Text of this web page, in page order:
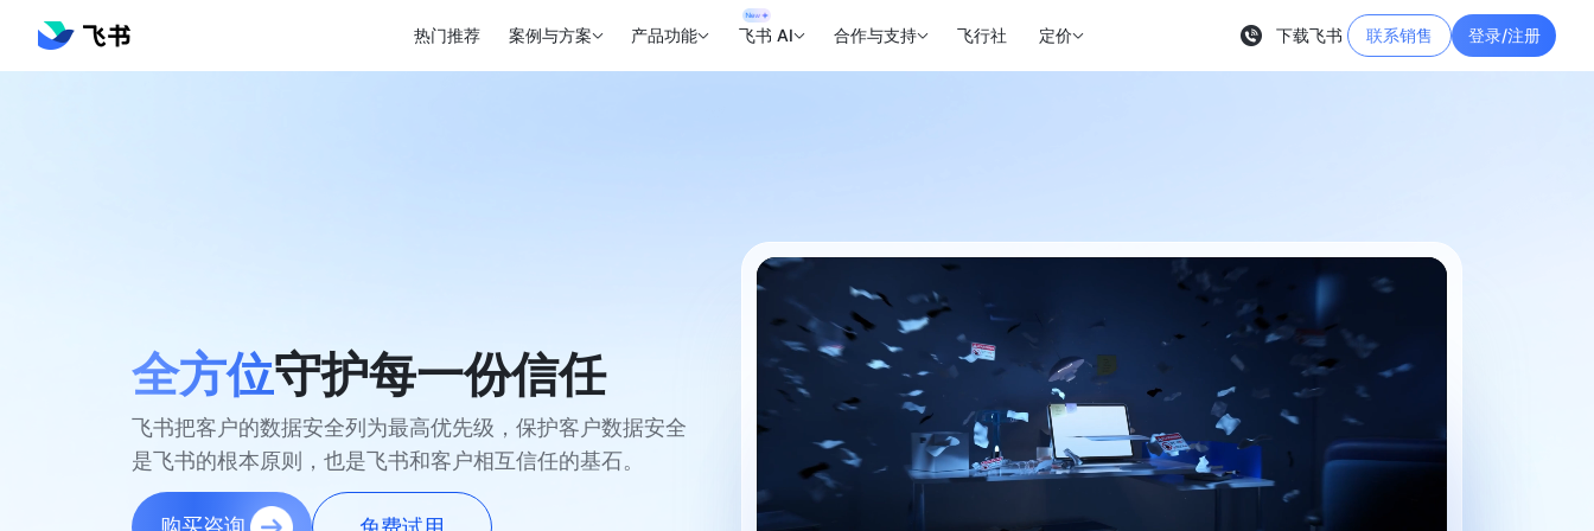
热门推荐 案例与方案 产品功能 飞书 AI 合作与支持 飞行社 定价 下载飞书 联系销售 登录/注册
全方位守护每一份信任
飞书把客户的数据安全列为最高优先级，保护客户数据安全
是飞书的根本原则，也是飞书和客户相互信任的基石。